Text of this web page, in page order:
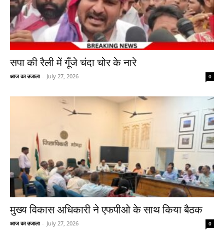
सपा की रैली में गूँजे चंदा चोर के नारे
आज का उजाला - July 27, 2026 0
मुख्य विकास अधिकारी ने एफपीओ के साथ किया बैठक
आज का उजाला - July 27, 2026 0